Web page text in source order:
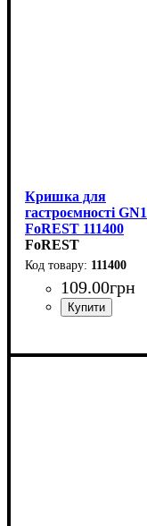
Кришка для
гастроємності
FoREST 111400
(265х162мм)
FoREST
111400
109.00грн